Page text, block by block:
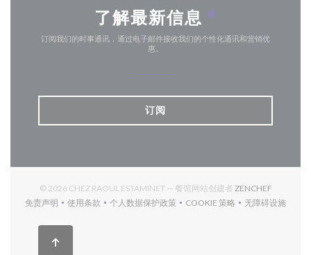
了解最新信息 *
订阅我们的时事通讯，通过电子邮件接收我们的个性化通讯和营销优
惠。
订阅
© 2026 CHEZ RAOUL ESTAMINET — 餐馆网站创建者 ZENCHEF((在新窗
免责声明
((在新窗口中打开))
使用条款
((在新窗口中打开))
个人数据保护政策
((在新窗口中打开))
COOKIE 策略
((在新窗口中打开))
无障碍设施
((在新窗口